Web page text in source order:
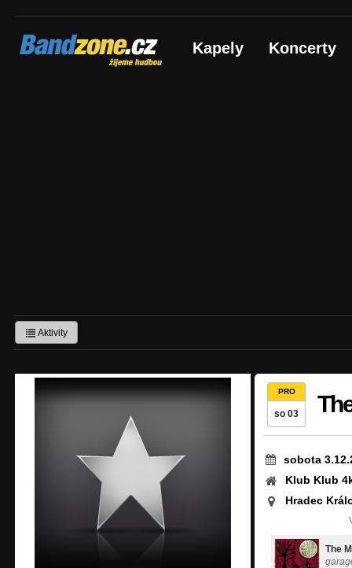
Bandzone.cz
žijeme hudbou Kapely Koncerty
Aktivity
PRO
so 03
sobota
Klub Klub
Hradec
The